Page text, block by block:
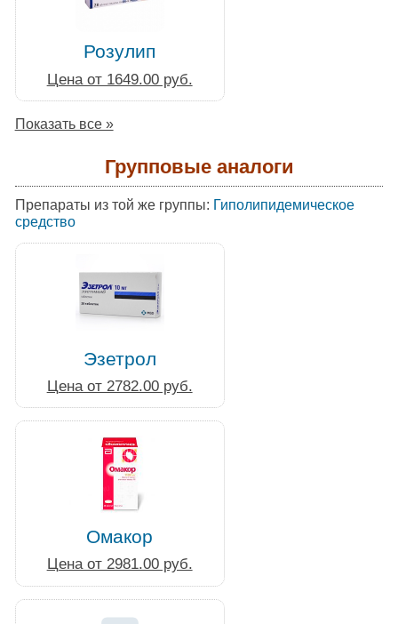
Розулип
Цена от 1649.00 руб.
Показать все »
Групповые аналоги
Препараты из той же группы: Гиполипидемическое
средство
Эзетрол
Цена от 2782.00 руб.
Омакор
Цена от 2981.00 руб.